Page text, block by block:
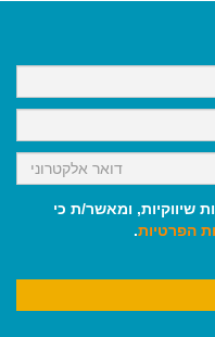
k
שיווקיות, ומאשר/ת כי
הפרטיות.